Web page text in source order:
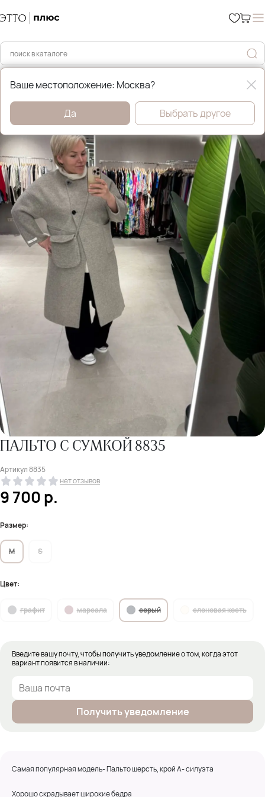
Главная Пальто
ПАЛЬТО С СУМКОЙ 8835
Артикул8835
нет отзывов
9 700р.
Размер:
M S
Цвет:
графит марсала серый слоновая кость
Введите вашу почту, чтобы получить уведомление о том, когда этот
вариант появится в наличии:
Получить уведомление
Самая популярная модель- Пальто шерсть, крой А- силуэта
Хорошо скрадывает широкие бедра
Ваше местоположение: Москва?
Да Выбрать другое